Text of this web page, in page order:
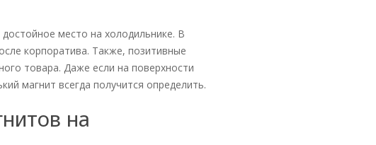
место на холодильнике. В
корпоратива. Также, позитивные
товара. Даже если на поверхности
магнит всегда получится определить.
на